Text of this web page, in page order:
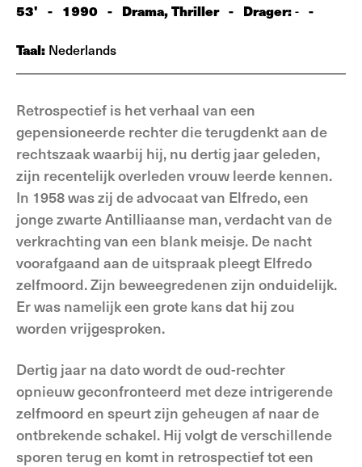
53' - 1990 - Drama, Thriller - Drager:- -
Taal: Nederlands
Retrospectief is het verhaal van een
gepensioneerde rechter die terugdenkt aan de
rechtszaak waarbij hij, nu dertig jaar geleden,
zijn recentelijk overleden vrouw leerde kennen.
In 1958 was zij de advocaat van Elfredo, een
jonge zwarte Antilliaanse man, verdacht van de
verkrachting van een blank meisje. De nacht
voorafgaand aan de uitspraak pleegt Elfredo
zelfmoord. Zijn beweegredenen zijn onduidelijk.
Er was namelijk een grote kans dat hij zou
worden vrijgesproken.
Dertig jaar na dato wordt de oud-rechter
opnieuw geconfronteerd met deze intrigerende
zelfmoord en speurt zijn geheugen af naar de
ontbrekende schakel. Hij volgt de verschillende
sporen terug en komt in retrospectief tot een